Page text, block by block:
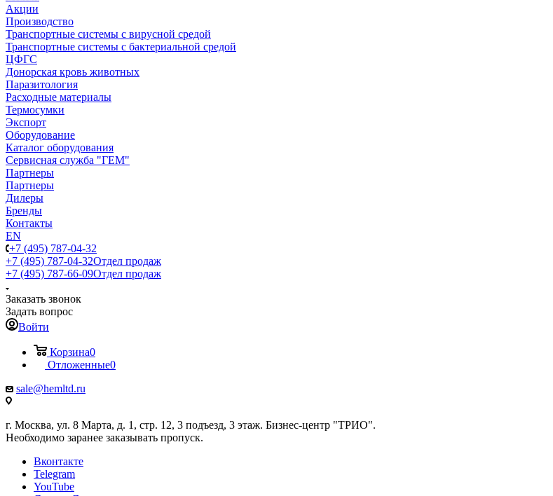
Акции
Производство
Транспортные системы с вирусной средой
Транспортные системы с бактериальной средой
ЦФГС
Донорская кровь животных
Паразитология
Расходные материалы
Термосумки
Экспорт
Оборудование
Каталог оборудования
Сервисная служба "ГЕМ"
Партнеры
Партнеры
Дилеры
Бренды
Контакты
EN
+7 (495) 787-04-32
+7 (495) 787-04-32Отдел продаж
+7 (495) 787-66-09Отдел продаж
Заказать звонок
Задать вопрос
Войти
Корзина0
Отложенные0
sale@hemltd.ru
г. Москва, ул. 8 Марта, д. 1, стр. 12, 3 подъезд, 3 этаж. Бизнес-центр "ТРИО".
Необходимо заранее заказывать пропуск.
Вконтакте
Telegram
YouTube